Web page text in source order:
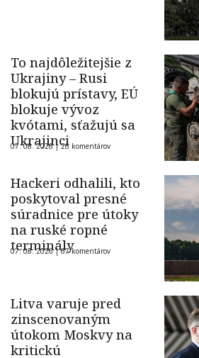
To najdôležitejšie z
Ukrajiny – Rusi
blokujú prístavy, EÚ
blokuje vývoz
kvótami, sťažujú sa
Ukrajinci
07. 08. 2026 |26 komentárov
Hackeri odhalili, kto
poskytoval presné
súradnice pre útoky
na ruské ropné
terminály
07. 08. 2026 |67 komentárov
Litva varuje pred
zinscenovaným
útokom Moskvy na
kritickú